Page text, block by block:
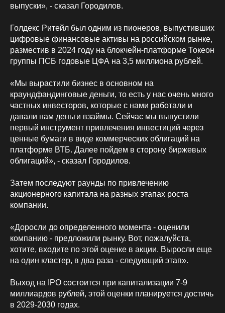
выпуски», - сказал Городилов.
Голдекс Ритейл был одним из пионеров, выпустивших
цифровые финансовые активы на российском рынке,
разместив в 2024 году на блокчейн-платформе Токеон
группы ПСБ годовые ЦФА на 3,5 миллиона рублей.
«Мы вырастили бизнес в основном на
краундфандинговые деньги, то есть у нас очень много
частных инвесторов, которые с нами работали и
давали нам деньги взаймы. Сейчас мы выпустили
первый инструмент привлечения инвестиций через
ценные бумаги в виде коммерческих облигаций на
платформе ВТБ. Далее пойдем в сторону биржевых
облигаций», - сказал Городилов.
Затем последуют раунды по привлечению
акционерного капитала на разных этапах роста
компании.
«Доросли до определенного момента - оценили
компанию - предложили рынку. Вот, пожалуйста,
хотите, входите по этой оценке в акции. Выросли еще
на один кластер, в два раза - следующий этап».
Выход на IPO состоится при капитализации 7-9
миллиардов рублей, этой оценки планируется достичь
в 2029-2030 годах.